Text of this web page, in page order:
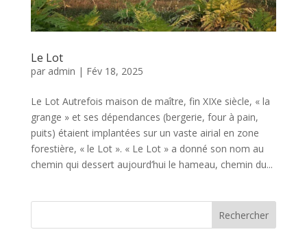
Le Lot
par admin | Fév 18, 2025
Le Lot Autrefois maison de maître, fin XIXe siècle, « la
grange » et ses dépendances (bergerie, four à pain,
puits) étaient implantées sur un vaste airial en zone
forestière, « le Lot ». « Le Lot » a donné son nom au
chemin qui dessert aujourd’hui le hameau, chemin du...
Rechercher